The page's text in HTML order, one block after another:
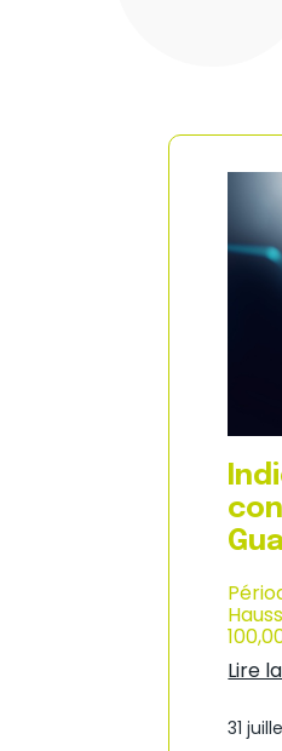
Lire
31